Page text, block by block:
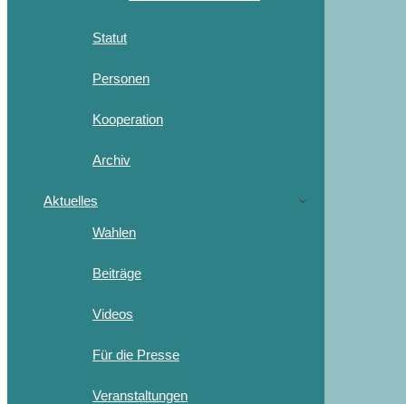
Statut
Personen
Kooperation
Archiv
Aktuelles
Wahlen
Beiträge
Videos
Für die Presse
Veranstaltungen